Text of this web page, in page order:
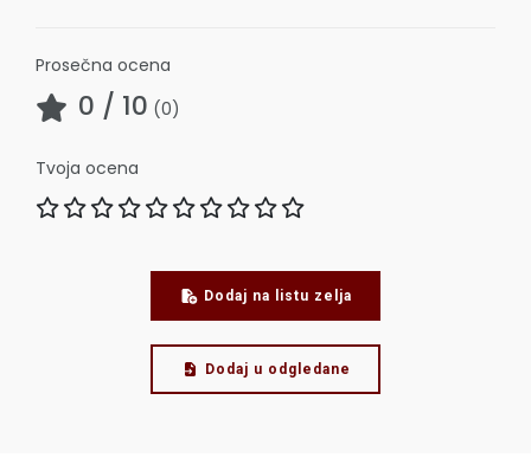
Prosečna ocena
0 / 10 (0)
Tvoja ocena
Dodaj na listu zelja
Dodaj u odgledane